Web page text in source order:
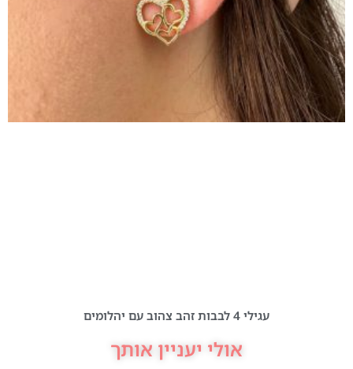
עגילי 4 לבבות זהב צהוב עם יהלומים
אולי יעניין אותך